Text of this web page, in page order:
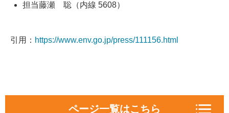
担当藤瀬 聡（内線 5608）
引用： https://www.env.go.jp/press/111156.html
ページ一覧はこちら